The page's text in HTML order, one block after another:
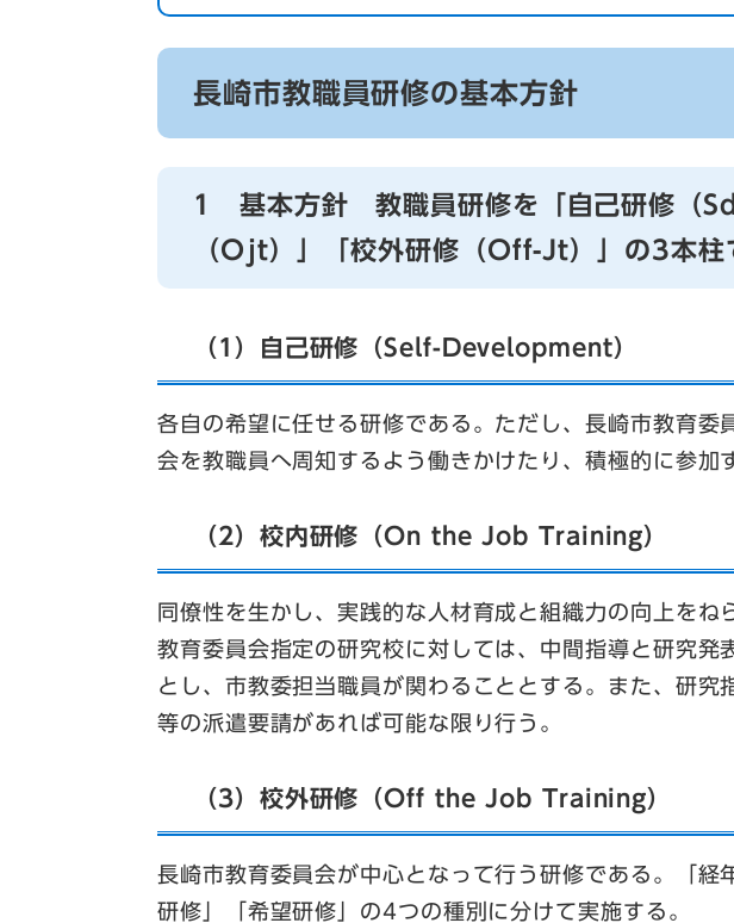
長崎市教職員研修の基本方針
1 基本方針 教職員研修を「自己研修（
（Ojt）」「校外研修（Off-Jt）」の3本柱
（1）自己研修（Self-Development）
各自の希望に任せる研修である。ただし、長崎市教育委
会を教職員へ周知するよう働きかけたり、積極的に参加
（2）校内研修（On the Job Training）
同僚性を生かし、実践的な人材育成と組織力の向上をね
教育委員会指定の研究校に対しては、中間指導と研究発
とし、市教委担当職員が関わることとする。また、研究
等の派遣要請があれば可能な限り行う。
（3）校外研修（Off the Job Training）
長崎市教育委員会が中心となって行う研修である。「経
研修」「希望研修」の4つの種別に分けて実施する。